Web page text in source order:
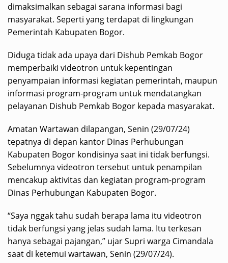
dimaksimalkan sebagai sarana informasi bagi
masyarakat. Seperti yang terdapat di lingkungan
Pemerintah Kabupaten Bogor.
Diduga tidak ada upaya dari Dishub Pemkab Bogor
memperbaiki videotron untuk kepentingan
penyampaian informasi kegiatan pemerintah, maupun
informasi program-program untuk mendatangkan
pelayanan Dishub Pemkab Bogor kepada masyarakat.
Amatan Wartawan dilapangan, Senin (29/07/24)
tepatnya di depan kantor Dinas Perhubungan
Kabupaten Bogor kondisinya saat ini tidak berfungsi.
Sebelumnya videotron tersebut untuk penampilan
mencakup aktivitas dan kegiatan program-program
Dinas Perhubungan Kabupaten Bogor.
“Saya nggak tahu sudah berapa lama itu videotron
tidak berfungsi yang jelas sudah lama. Itu terkesan
hanya sebagai pajangan,” ujar Supri warga Cimandala
saat di ketemui wartawan, Senin (29/07/24).